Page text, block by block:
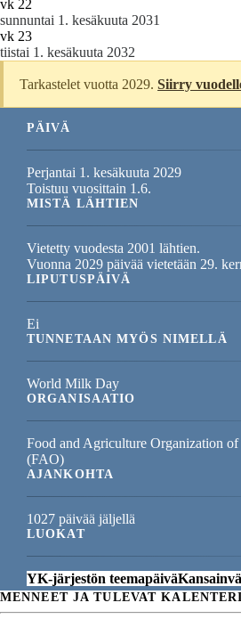
vk 22
sunnuntai 1. kesäkuuta 2031
vk 23
tiistai 1. kesäkuuta 2032
Tarkastelet vuotta 2029.Siirry
PÄIVÄ
Perjantai 1. kesäkuuta 2029
Toistuu vuosittain 1.6.
MISTÄ LÄHTIEN
Vietetty vuodesta 2001 lähtien.
Vuonna 2029 päivää vietetään 29.
LIPUTUSPÄIVÄ
Ei
TUNNETAAN MYÖS NIMELLÄ
World Milk Day
ORGANISAATIO
Food and Agriculture Organization
(FAO)
AJANKOHTA
1027 päivää jäljellä
LUOKAT
YK-järjestön teemapäivä
MENNEET JA TULEVAT